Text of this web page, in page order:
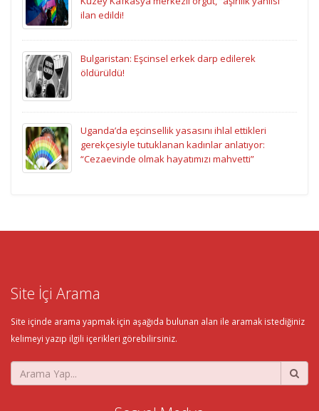
ilan edildi!
Bulgaristan: Eşcinsel erkek darp edilerek
öldürüldü!
Uganda’da eşcinsellik yasasını ihlal ettikleri
gerekçesiyle tutuklanan kadınlar anlatıyor:
“Cezaevinde olmak hayatımızı mahvetti”
Site İçi Arama
Site içinde arama yapmak için aşağıda bulunan alan ile aramak istediğiniz
kelimeyi yazıp ilgili içerikleri görebilirsiniz.